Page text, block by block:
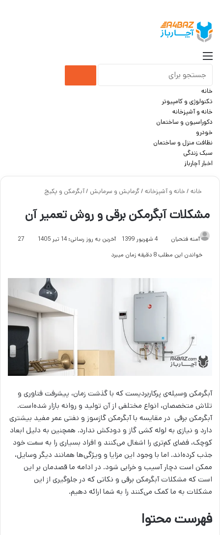
منو
جستجو
خانه
تکنولوژی و کامپیوتر
خانه و آشپزخانه
دکوراسیون و ساختمان
خودرو
نظافت منزل و ساختمان
سبک زندگی
اخبار آچارباز
خانه / خانه و آشپزخانه /گرمایش و سرمایش /آبگرمکن و پکیج
مشکلات آبگرمکن برقی و روش تعمیر آن
آمنه فتحیان 4 شهریور 1399 آخرین به روز رسانی: 14 تیر 1405
27
خواندن این مطلب 8 دقیقه زمان میبرد
آبگرمکن‌ وسیله‌ی پرکاربردیست که با گذشت زمان، پیشرفت فناوری و
تلاش متخصصان، انواع مختلفی از آن تولید و روانه بازار شده‌است.
آبگرمکن‌ برقی در مقایسه با آبگرمکن‌ گازسوز و نفتی عمر مفید بیشتری
دارد و نیازی به لوله کشی گاز و دودکش ندارد. همچنین به دلیل ابعاد
کوچک،‌ فضای کم‌تری را اشغال می‌کنند و افراد بسیاری را به سمت خود
جذب کرده‌اند. اما با وجود این مزایا و ویژگی‌ها همانند دیگر وسایل،
ممکن است دچار آسیب و خرابی شود. در ادامه ما قصدمان بر این
است که مشکلات آبگرمکن‌ برقی و نکاتی که در جلوگیری از این
مشکلات به ما کمک می‌کنند را به شما ارائه دهیم.
فهرست محتوا